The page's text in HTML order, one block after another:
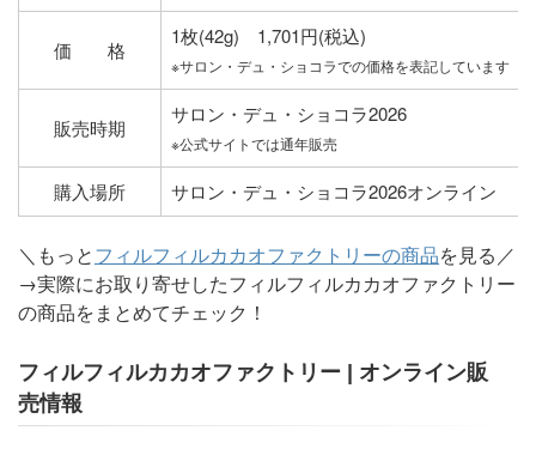
価 格
1枚(42g) 1,701円(税込)
※サロン・デュ・ショコラでの価格を表記しています
販売時期
サロン・デュ・ショコラ2026
※公式サイトでは通年販売
購入場所 サロン・デュ・ショコラ2026オンライン
＼もっとフィルフィルカカオファクトリーの商品を見る／
→実際にお取り寄せしたフィルフィルカカオファクトリー
の商品をまとめてチェック！
フィルフィルカカオファクトリー | オンライン販
売情報